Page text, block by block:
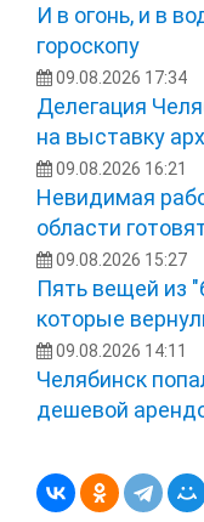
И в огонь, и в
гороскопу
09.08.2026 17:34
Делегация
на выставку
09.08.2026 16:21
Невидимая
области
09.08.2026 15:27
Пять вещей из
которые
09.08.2026 14:11
Челябинск
дешевой